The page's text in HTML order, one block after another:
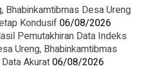
Bhabinkamtibmas Desa Ureng
Kondusif06/08/2026
Pemutakhiran Data Indeks
Ureng, Bhabinkamtibmas
Akurat06/08/2026